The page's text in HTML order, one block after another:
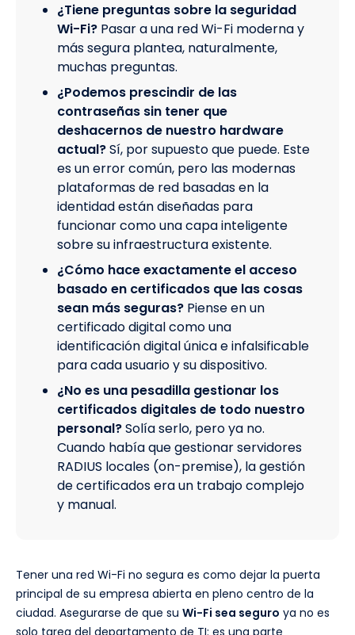
¿Tiene preguntas sobre la seguridad
Wi-Fi? Pasar a una red Wi-Fi moderna y
más segura plantea, naturalmente,
muchas preguntas.
¿Podemos prescindir de las
contraseñas sin tener que
deshacernos de nuestro hardware
actual?Sí, por supuesto que puede. Este
es un error común, pero las modernas
plataformas de red basadas en la
identidad están diseñadas para
funcionar como una capa inteligente
sobre su infraestructura existente.
¿Cómo hace exactamente el acceso
basado en certificados que las cosas
sean más seguras? Piense en un
certificado digital como una
identificación digital única e infalsificable
para cada usuario y su dispositivo.
¿No es una pesadilla gestionar los
certificados digitales de todo nuestro
personal?Solía serlo, pero ya no.
Cuando había que gestionar servidores
RADIUS locales (on-premise), la gestión
de certificados era un trabajo complejo
y manual.
Tener una red Wi-Fi no segura es como dejar la puerta
principal de su empresa abierta en pleno centro de la
ciudad. Asegurarse de que su Wi-Fi sea seguro ya no es